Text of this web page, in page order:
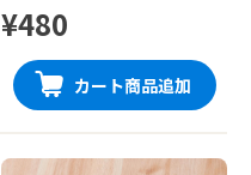
¥480
カート商品追加